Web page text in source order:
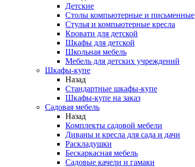
Детские
Столы компьютерные и письменные
Стулья и компьютерные кресла
Кровати для детской
Шкафы для детской
Школьная мебель
Мебель для детских учреждений
Шкафы-купе
Назад
Стандартные шкафы-купе
Шкафы-купе на заказ
Садовая мебель
Назад
Комплекты садовой мебели
Диваны и кресла для сада и дачи
Раскладушки
Бескаркасная мебель
Садовые качели и гамаки